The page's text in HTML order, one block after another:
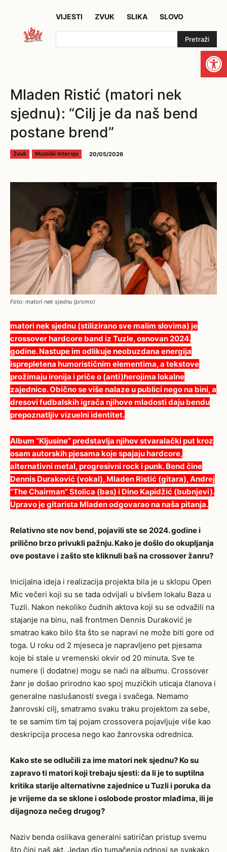
VIJESTI ZVUK SLIKA SLOVO
Pretraži
Mladen Ristić (matori nek
sjednu): “Cilj je da naš bend
postane brend”
Zvuk Muzički Intervju 20/05/2026
Foto: matori nek sjednu (promo)
matori nek sjednu (stilizirano sve malim slovima) je
crossover hardcore band iz Tuzle, osnovan 2024.
godine. Nastupe im odlikuje neobuzdana energija
isprepletena humorističnim elementima, a tekstove
prožimaju ironija i priče o (anti)herojima lokalne
zajednice. Obično se više nalaze u publici nego na bini, a
dresovi fudbalskih igrača njihove mladosti daju bendu
prepoznatljiv vizuelni identitet.
Album “Kljusine” predstavlja njihov stvaralački put kroz
osam autorskih pjesama koje spajaju hardcore,
alternativni metal, progresivni rock i punk. Bend čine
Dennis Duraković (vokal), Mladen Ristić (gitara), Andrej
“The Chairman” Stolica (bas) i Dino Kapidžić (bubnjevi).
Upravo je gitarista Mladen odgovarao na naša pitanja.
Relativno ste nov bend, pojavili ste se 2024. godine i
prilično brzo privukli pažnju. Kako je došlo do okupljanja
ove postave i zašto ste kliknuli baš na crossover žanru?
Inicijalna ideja i realizacija projekta bila je u sklopu Open
Mic večeri koji su se tada odvijali u bivšem lokalu Baza u
Tuzli. Nakon nekoliko čudnih aktova koji su se odvažili na
stajanje na binu, naš frontmen Dennis Duraković je
smatrao kako bilo šta što se napravi ne može biti gore od
toga. U roku od 2 mjeseca je napravljeno pet pjesama
koje bi stale u vremenski okvir od 20 minuta. Sve te
numere (i dodatne) mogu se naći na albumu. Crossover
žanr je došao prirodno kao spoj muzičkih uticaja članova i
generalne naslušanosti svega i svačega. Nemamo
žanrovski cilj, smatramo svaku traku projektom za sebe,
te se samim tim taj pojam crossovera pojavljuje više kao
deskripcija procesa nego kao žanrovska odrednica.
Kako ste se odlučili za ime matori nek sjednu? Ko su
zapravo ti matori koji trebaju sjesti: da li je to suptilna
kritika starije alternativne zajednice u Tuzli i poruka da
je vrijeme da se sklone i oslobode prostor mlađima, ili je
dijagnoza nečeg drugog?
Naziv benda oslikava generalni satiričan pristup svemu
što čini naš akt. Jedan dio tumačenja odnosi se svakako